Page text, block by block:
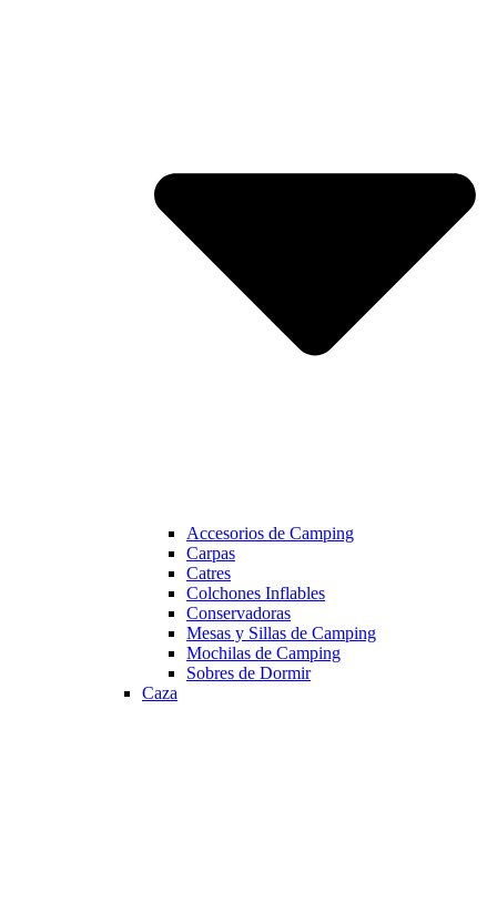
Accesorios de Camping
Carpas
Catres
Colchones Inflables
Conservadoras
Mesas y Sillas de Camping
Mochilas de Camping
Sobres de Dormir
Caza